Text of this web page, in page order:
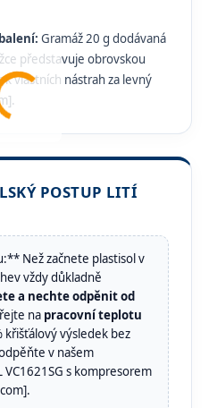
Gramáž 20 g dodávaná
představuje obrovskou
vlastních nástrah za levný
POSTUP LITÍ
Než začnete plastisol v
vždy důkladně
a nechte odpěnit od
na pracovní teplotu
křišťálový výsledek bez
v našem
s kompresorem